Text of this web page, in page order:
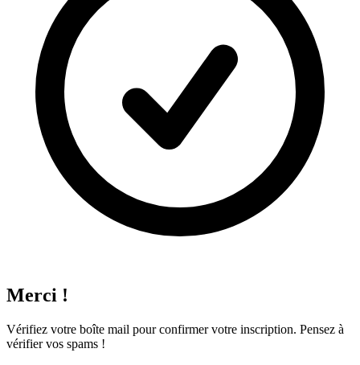
Merci !
Vérifiez votre boîte mail pour confirmer votre inscription. Pensez à
vérifier vos spams !